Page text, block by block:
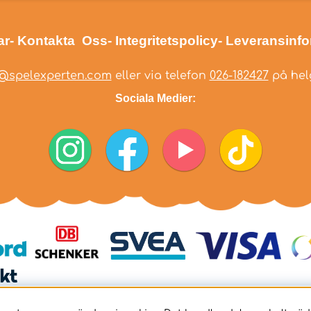
- Kontakta Oss- Integritetspolicy-
eller via telefon 026-182427på
Sociala Medier: